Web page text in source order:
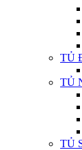
TỦ
TỦ
TỦ